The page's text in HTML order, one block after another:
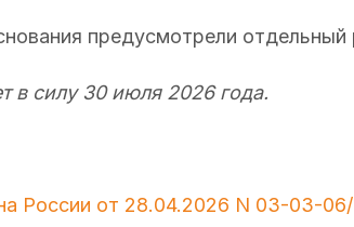
предусмотрели отдельный
в силу 30 июля 2026 года.
России от 28.04.2026 N 03-03-